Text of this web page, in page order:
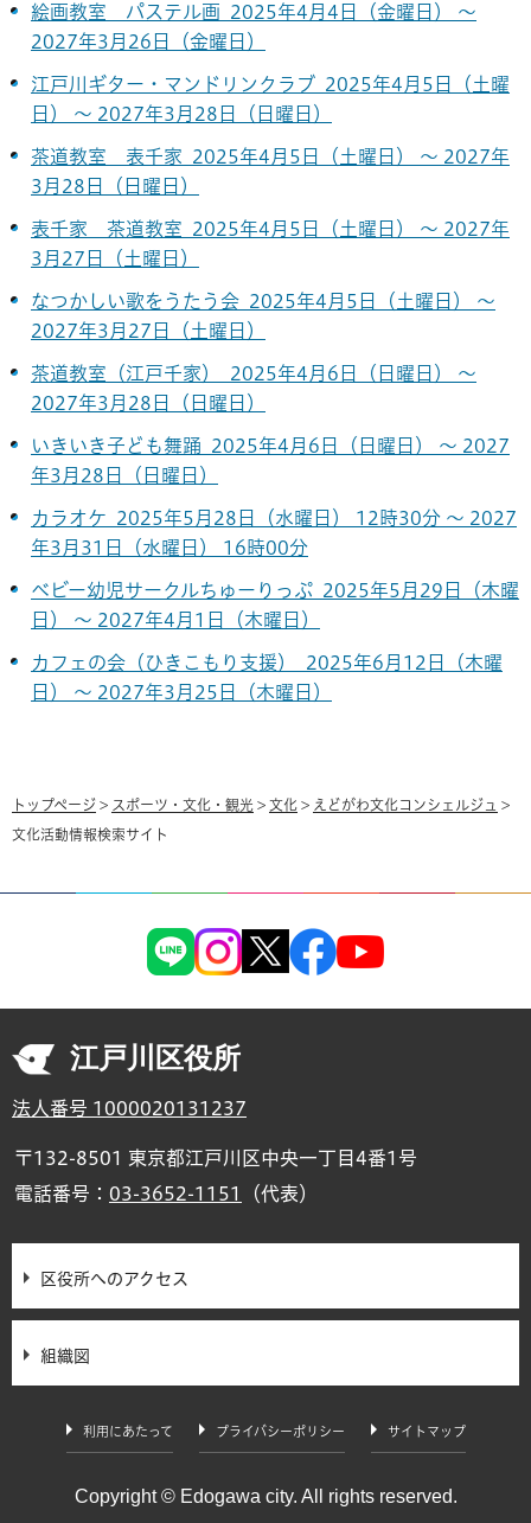
絵画教室 パステル画 2025年4月4日（金曜日） ～
2027年3月26日（金曜日）
江戸川ギター・マンドリンクラブ 2025年4月5日（土曜
日） ～ 2027年3月28日（日曜日）
茶道教室 表千家 2025年4月5日（土曜日） ～ 2027年
3月28日（日曜日）
表千家 茶道教室 2025年4月5日（土曜日） ～ 2027年
3月27日（土曜日）
なつかしい歌をうたう会 2025年4月5日（土曜日） ～
2027年3月27日（土曜日）
茶道教室（江戸千家） 2025年4月6日（日曜日） ～
2027年3月28日（日曜日）
いきいき子ども舞踊 2025年4月6日（日曜日） ～ 2027
年3月28日（日曜日）
カラオケ 2025年5月28日（水曜日） 12時30分 ～ 2027
年3月31日（水曜日） 16時00分
ベビー幼児サークルちゅーりっぷ 2025年5月29日（木曜
日） ～ 2027年4月1日（木曜日）
カフェの会（ひきこもり支援） 2025年6月12日（木曜
日） ～ 2027年3月25日（木曜日）
トップページ > スポーツ・文化・観光 > 文化 > えどがわ文化コンシェルジュ >
文化活動情報検索サイト
江戸川区役所
法人番号 1000020131237
〒132-8501 東京都江戸川区中央一丁目4番1号
電話番号： 03-3652-1151 （代表）
区役所へのアクセス
組織図
利用にあたって プライバシーポリシー サイトマップ
Copyright © Edogawa city. All rights reserved.